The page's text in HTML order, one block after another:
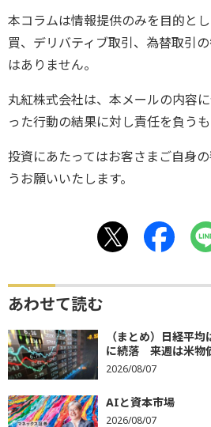
本コラムは情報提供のみを目的と
買、デリバティブ取引、為替取引
はありません。
丸紅株式会社は、本メールの内容
った行動の結果に対し責任を負う
投資にあたってはお客さまご自身
うお願いいたします。
あわせて読む
（まとめ）日経平
に続落 来週は米物
2026/08/07
AIと資本市場
2026/08/07